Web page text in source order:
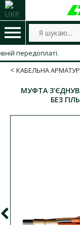
КАБЕЛЬНА
МУФТА
БЕЗ